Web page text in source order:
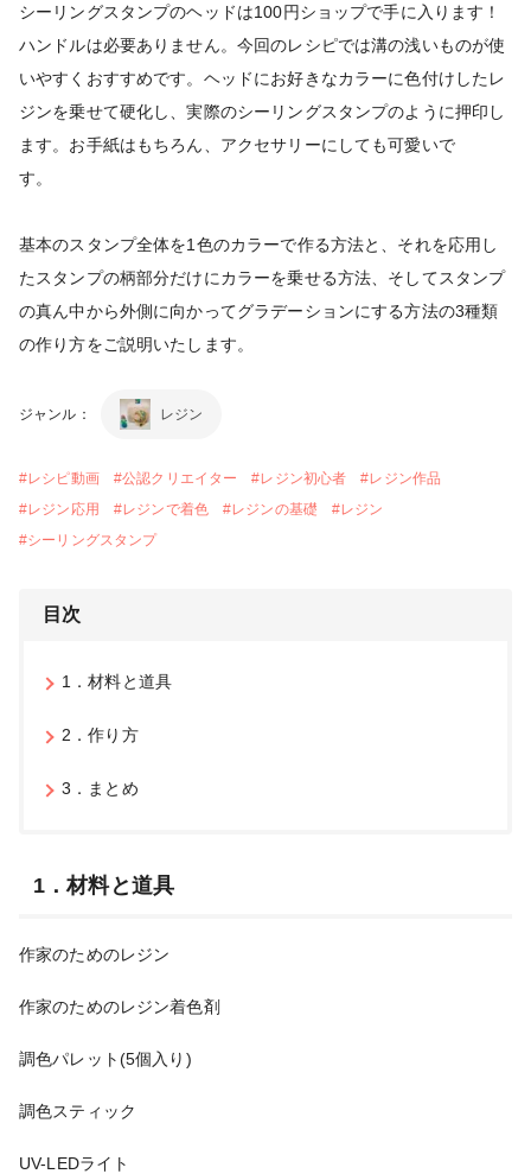
シーリングスタンプのヘッドは100円ショップで手に入ります！
ハンドルは必要ありません。今回のレシピでは溝の浅いものが使
いやすくおすすめです。ヘッドにお好きなカラーに色付けしたレ
ジンを乗せて硬化し、実際のシーリングスタンプのように押印し
ます。お手紙はもちろん、アクセサリーにしても可愛いで
す。
基本のスタンプ全体を1色のカラーで作る方法と、それを応用し
たスタンプの柄部分だけにカラーを乗せる方法、そしてスタンプ
の真ん中から外側に向かってグラデーションにする方法の3種類
の作り方をご説明いたします。
ジャンル： レジン
#レシピ動画 #公認クリエイター #レジン初心者 #レジン作品
#レジン応用 #レジンで着色 #レジンの基礎 #レジン
#シーリングスタンプ
目次
1．材料と道具
2．作り方
3．まとめ
1．材料と道具
作家のためのレジン
作家のためのレジン着色剤
調色パレット(5個入り)
調色スティック
UV-LEDライト